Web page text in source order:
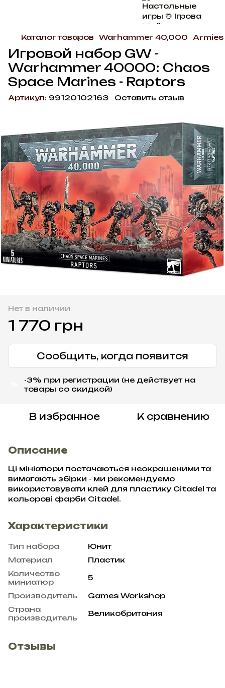
Каталог товаров Warhammer 40,000
Игровой набор GW -
Warhammer 40000: Chaos
Space Marines - Raptors
Артикул: 99120102163 Оставить отзыв
Нет в наличии
1 770 грн
Сообщить, когда появится
-3% при регистрации (не действует на
товары со скидкой)
В избранное К сравнению
Описание
Ці мініатюри постачаються неокрашеними та
вимагають збірки - ми рекомендуємо
використовувати клей для пластику Citadel та
кольорові фарби Citadel.
Характеристики
Тип набора
Юнит
Материал
Пластик
Количество
миниатюр
5
Производитель
Games Workshop
Страна
производитель
Великобритания
Отзывы